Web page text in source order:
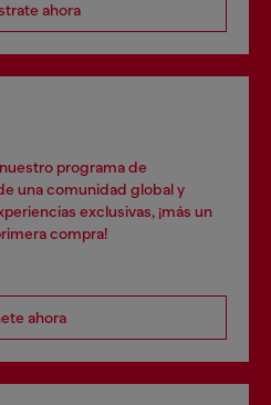
ahora
programa de
una comunidad global y
exclusivas, ¡más un
compra!
ahora